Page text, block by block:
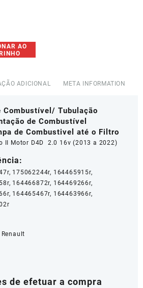
AO
ADICIONAL META INFORMATION
Combustível/ Tubulação
de Combustível
de Combustivel até o Filtro
II Motor D4D 2.0 16v (2013 a 2022)
175062244r, 164465915r,
164466872r, 164469266r,
164465467r, 164463966r,
de efetuar a compra